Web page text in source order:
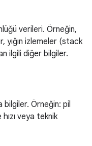
verileri. Örneğin,
yığın izlemeler (stack
ilgili diğer bilgiler.
bilgiler. Örneğin: pil
veya teknik